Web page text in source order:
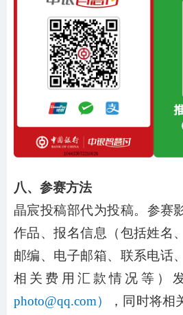
八、参赛方法
晶宸投稿部代为投稿。参赛
作品、报名信息（包括姓名
邮编、电子邮箱、联系电话
相关费用汇款情况等）
photo@qq.com）
，同时将相